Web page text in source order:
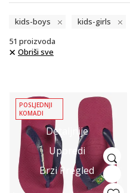
kids-boys kids-girls
51 proizvoda
Obriši sve
Detaljnije
Uporedi
Brzi Pregled
POSLJEDNJI
KOMADI